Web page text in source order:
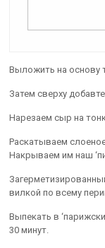
Выложить на основу
Затем сверху
Нарезаем сыр на
Раскатываем
Накрываем им наш
вилкой по всему
Выпекать в
30 минут.